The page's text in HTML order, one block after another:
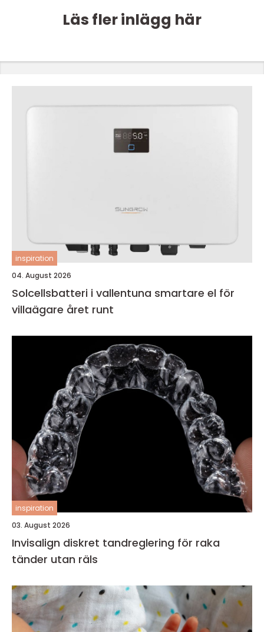
Läs fler inlägg här
inspiration
04. August 2026
Solcellsbatteri i vallentuna smartare el för
villaägare året runt
inspiration
03. August 2026
Invisalign diskret tandreglering för raka
tänder utan räls